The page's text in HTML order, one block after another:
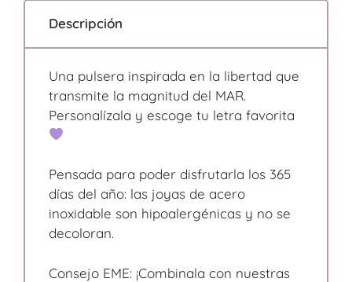
Descripción
Una pulsera inspirada en la libertad que
transmite la magnitud del MAR.
Personalízala y escoge tu letra favorita
Pensada para poder disfrutarla los 365
días del año: las joyas de acero
inoxidable son hipoalergénicas y no se
decoloran.
Consejo EME: ¡Combinala con nuestras